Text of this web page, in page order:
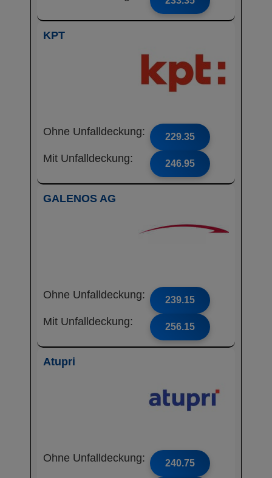
KPT
Ohne Unfalldeckung: 229.35
Mit Unfalldeckung: 246.95
GALENOS AG
Ohne Unfalldeckung: 239.15
Mit Unfalldeckung: 256.15
Atupri
Ohne Unfalldeckung: 240.75